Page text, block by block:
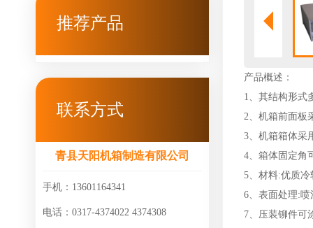
推荐产品
联系方式
青县天阳机箱制造有限公司
手机：13601164341
电话：0317-4374022 4374308
产品概述：
1、其结构形式
2、机箱前面板
3、机箱箱体采
4、箱体固定角
5、材料:优质
6、表面处理:
7、压装铆件可